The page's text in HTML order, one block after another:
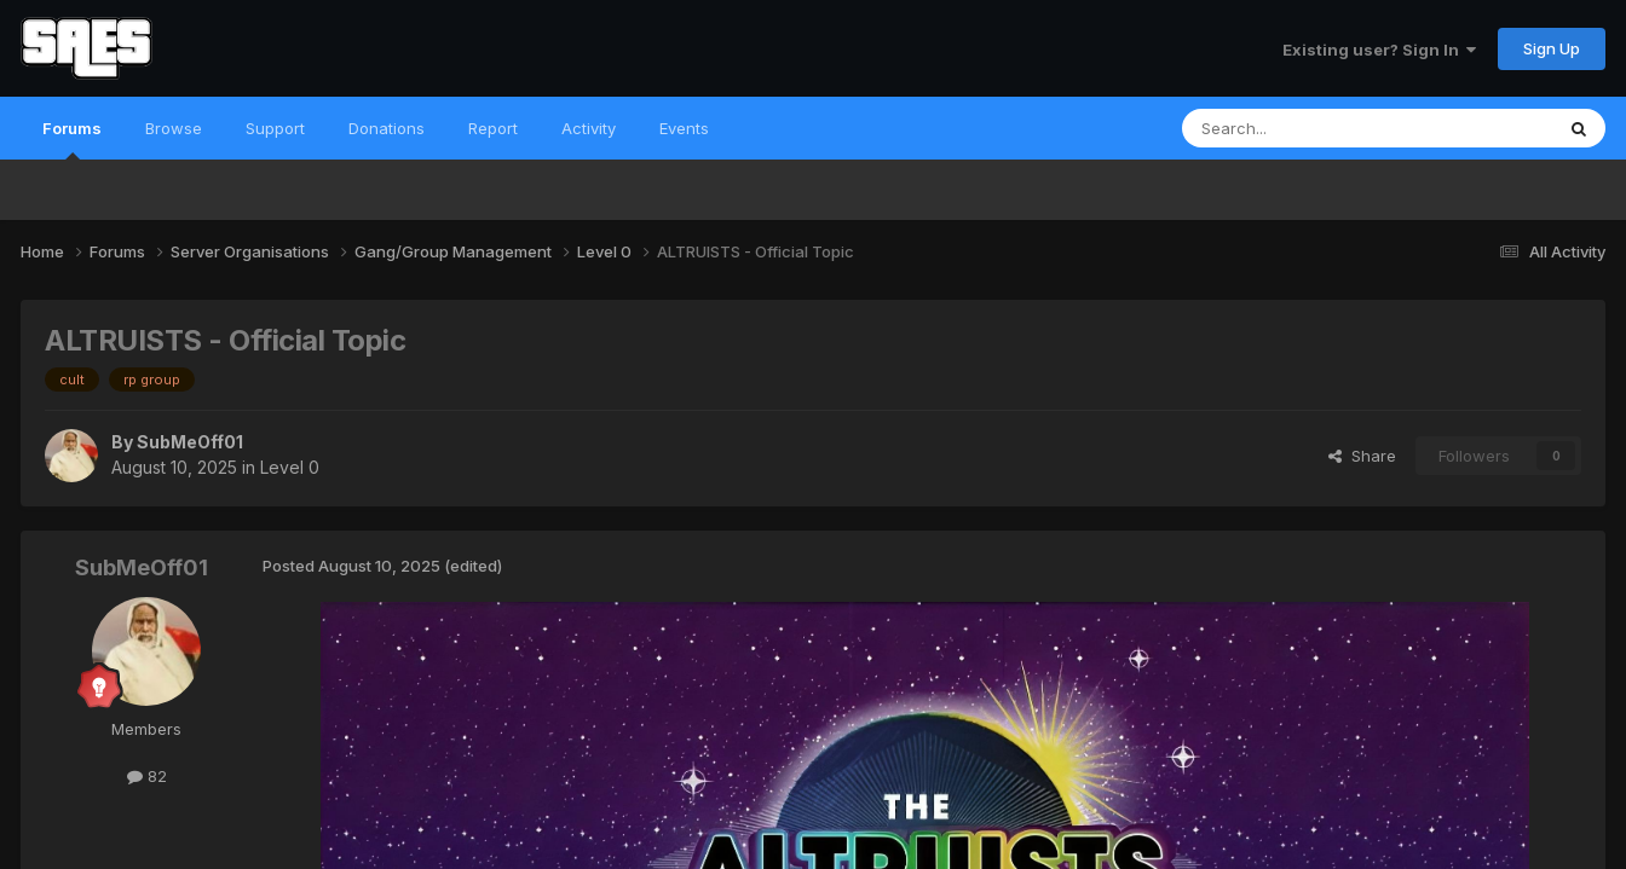
Existing user? Sign In Sign Up
Forums Browse Support Donations Report Activity Events
All Activity
Home Forums Server Organisations Gang/Group Management Level 0 ALTRUISTS - Official Topic
ALTRUISTS - Official Topic
cult rp group
BySubMeOff01
August 10, 2025 in Level 0
Share Followers 0
SubMeOff01
Members
82
Posted August 10, 2025 (edited)